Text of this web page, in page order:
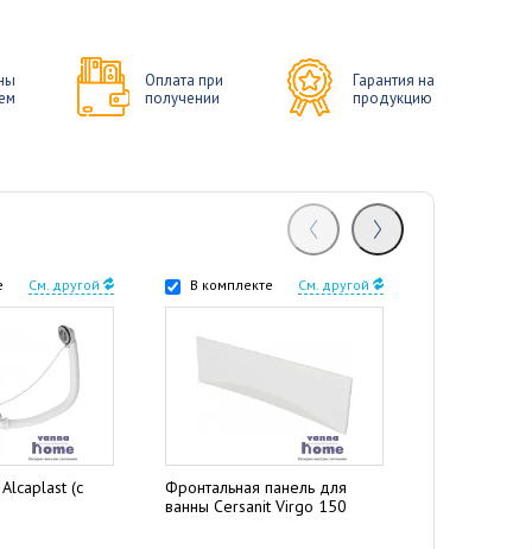
Оплата при
получении
Гарантия на
продукцию
См. другой
(с
В комплекте См. другой
Фронтальная панель для
ванны Cersanit Virgo 150